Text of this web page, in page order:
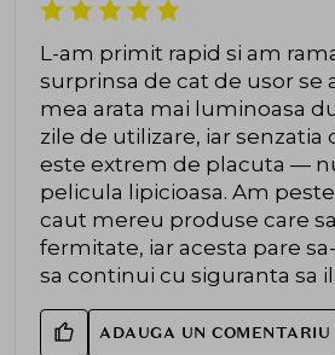
L-am primit rapid si am
surprinsa de cat de usor se
mea arata mai luminoasa
zile de utilizare, iar senzatia
este extrem de placuta —
pelicula lipicioasa. Am
caut mereu produse care
fermitate, iar acesta pare
sa continui cu siguranta sa
ADAUGA UN COMENTARIU